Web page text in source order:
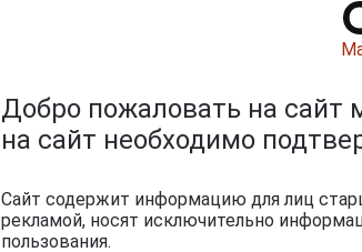
Добро пожаловать на сайт
на сайт необходимо
Сайт содержит информацию для лиц
рекламой, носят исключительно
пользования.